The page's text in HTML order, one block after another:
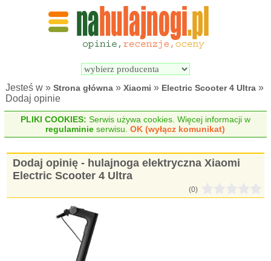
Wyszukiwarka
elektrycznych
Jesteś w »Strona główna »Xiaomi » Electric Scooter 4 Ultra »
Dodaj opinie
PLIKI COOKIES: Serwis używa cookies. Więcej informacji w
regulaminie serwisu.OK (wyłącz komunikat)
Dodaj opinię - hulajnoga elektryczna Xiaomi
Electric Scooter 4 Ultra
(0)